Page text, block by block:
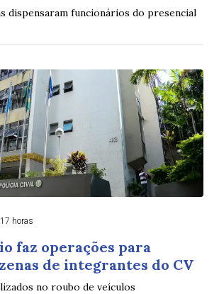
dispensaram funcionários do presencial
horas
faz operações para
de integrantes do CV
no roubo de veículos